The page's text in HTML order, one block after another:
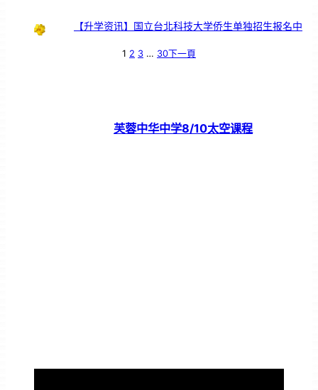
【升学资讯】国立台北科技大学侨生单独招生报名中
1 2 3 … 30下一頁
芙蓉中华中学8/10太空课程